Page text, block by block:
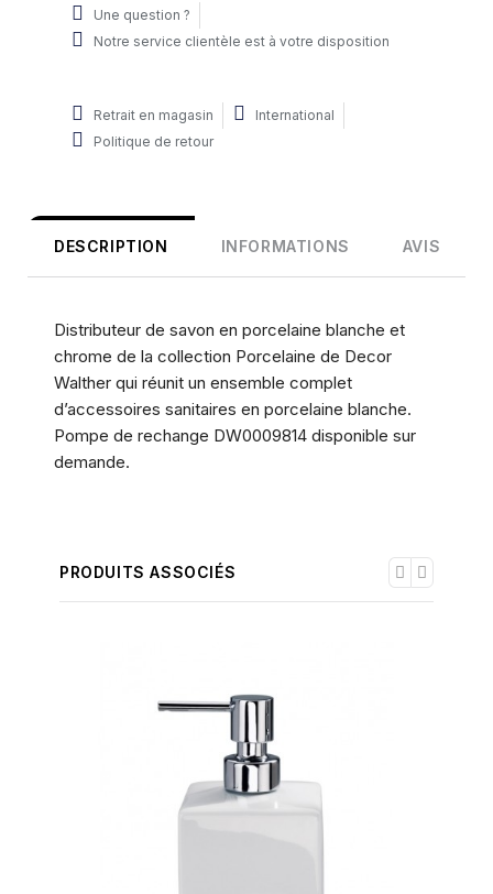
Une question ?
Notre service clientèle est à votre disposition
Retrait en magasin
International
Politique de retour
DESCRIPTION INFORMATIONS AVIS
Distributeur de savon en porcelaine blanche et
chrome de la collection Porcelaine de Decor
Walther qui réunit un ensemble complet
d’accessoires sanitaires en porcelaine blanche.
Pompe de rechange DW0009814 disponible sur
demande.
PRODUITS ASSOCIÉS